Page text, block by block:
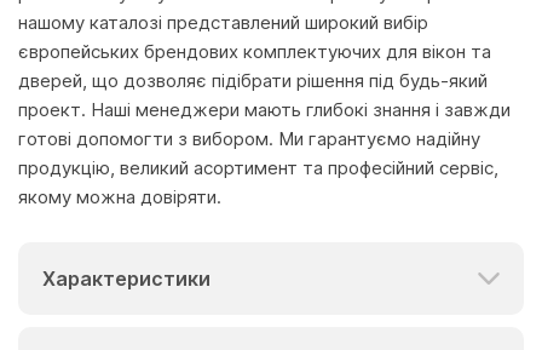
нашому каталозі представлений широкий вибір
європейських брендових комплектуючих для вікон та
дверей, що дозволяє підібрати рішення під будь-який
проект. Наші менеджери мають глибокі знання і завжди
готові допомогти з вибором. Ми гарантуємо надійну
продукцію, великий асортимент та професійний сервіс,
якому можна довіряти.
Характеристики